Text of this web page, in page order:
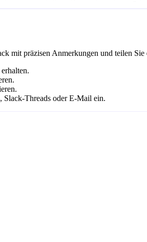
mit präzisen Anmerkungen und teilen Sie
Slack-Threads oder E-Mail ein.